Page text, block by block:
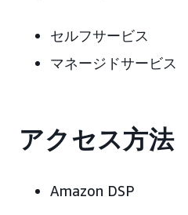
セルフサービス
マネージドサービス
アクセス方法
Amazon DSP